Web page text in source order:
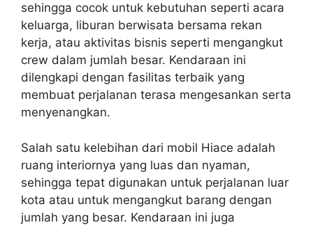
sehingga cocok untuk kebutuhan seperti acara
keluarga, liburan berwisata bersama rekan
kerja, atau aktivitas bisnis seperti mengangkut
crew dalam jumlah besar. Kendaraan ini
dilengkapi dengan fasilitas terbaik yang
membuat perjalanan terasa mengesankan serta
menyenangkan.
Salah satu kelebihan dari mobil Hiace adalah
ruang interiornya yang luas dan nyaman,
sehingga tepat digunakan untuk perjalanan luar
kota atau untuk mengangkut barang dengan
jumlah yang besar. Kendaraan ini juga